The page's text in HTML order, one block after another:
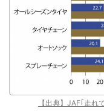
【出典】JAF｢走